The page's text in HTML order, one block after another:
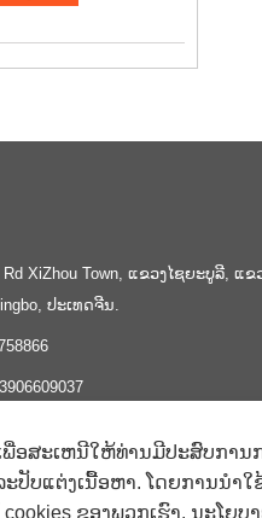
XiZhou Town, ແຂວງໄຊຍະບູລີ, ແຂ
ປະເທດຈີນ.
ພື່ອສະເຫນີໃຫ້ທ່ານມີປະສົບກາ
ະປັບແຕ່ງເນື້ອຫາ. ໂດຍການນໍາ
ຂອງພວກເຮົາ. ນະໂຍບ